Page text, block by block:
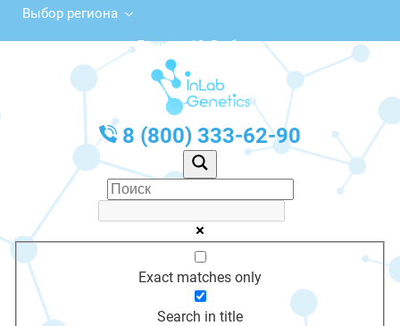
Выбор региона
просп. Ленина, 12, Выборг
с 10:00 до 20:00
График работы: Пн-Пт с 10:00 до 20:00
8 (800) 333-62-90
Exact matches only
Search in title